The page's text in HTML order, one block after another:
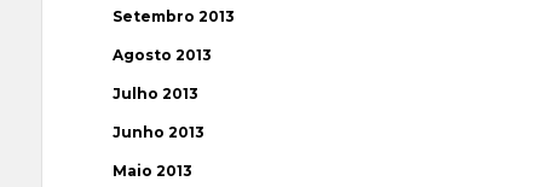
Setembro 2013
Agosto 2013
Julho 2013
Junho 2013
Maio 2013